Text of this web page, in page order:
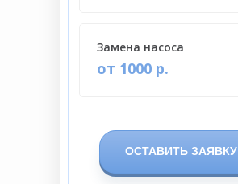
ОСТАВИТЬ ЗАЯВКУ
от 1000 р.
Замена насоса